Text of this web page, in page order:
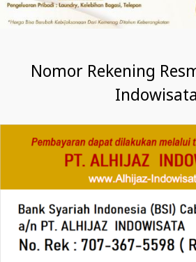
Nomor Rekening
Indowisata